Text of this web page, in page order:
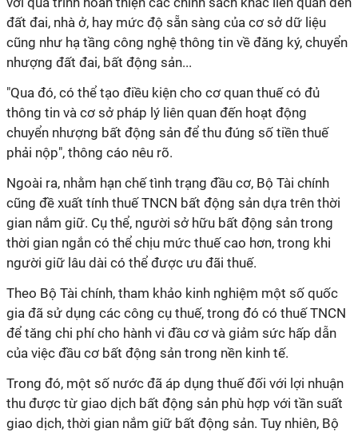
đất đai, nhà ở, hay mức độ sẵn sàng của cơ sở dữ liệu
cũng như hạ tầng công nghệ thông tin về đăng ký, chuyển
nhượng đất đai, bất động sản...
"Qua đó, có thể tạo điều kiện cho cơ quan thuế có đủ
thông tin và cơ sở pháp lý liên quan đến hoạt động
chuyển nhượng bất động sản để thu đúng số tiền thuế
phải nộp", thông cáo nêu rõ.
Ngoài ra, nhằm hạn chế tình trạng đầu cơ, Bộ Tài chính
cũng đề xuất tính thuế TNCN bất động sản dựa trên thời
gian nắm giữ. Cụ thể, người sở hữu bất động sản trong
thời gian ngắn có thể chịu mức thuế cao hơn, trong khi
người giữ lâu dài có thể được ưu đãi thuế.
Theo Bộ Tài chính, tham khảo kinh nghiệm một số quốc
gia đã sử dụng các công cụ thuế, trong đó có thuế TNCN
để tăng chi phí cho hành vi đầu cơ và giảm sức hấp dẫn
của việc đầu cơ bất động sản trong nền kinh tế.
Trong đó, một số nước đã áp dụng thuế đối với lợi nhuận
thu được từ giao dịch bất động sản phù hợp với tần suất
giao dịch, thời gian nắm giữ bất động sản. Tuy nhiên, Bộ